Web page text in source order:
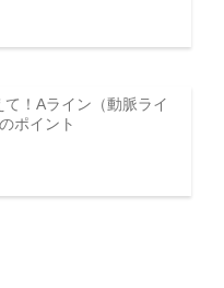
て！Aライン（動脈ライ
ポイント